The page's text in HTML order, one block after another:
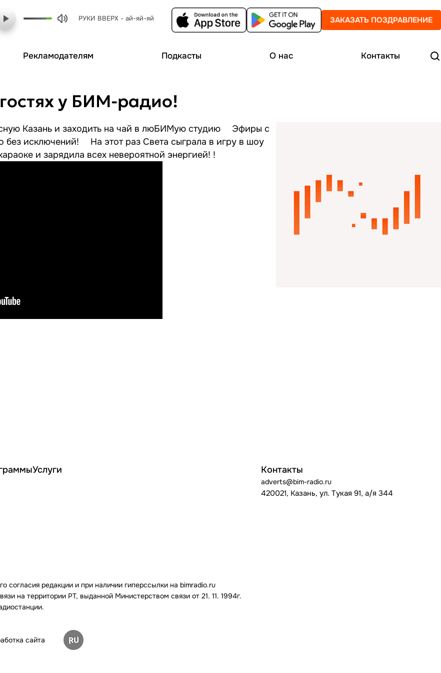
РУКИ ВВЕРХ - ай-яй-яй ЗАКАЗАТЬ ПОЗДРАВЛЕНИЕ
Рекламодателям Подкасты О нас Контакты
у БИМ-радио!
Казань и заходить на чай в люБИМую студию ⠀ Эфиры с
исключений! ⠀ На этот раз Света сыграла в игру в шоу
и зарядила всех невероятной энергией! !
Услуги Контакты
adverts@bim-radio.ru
420021, Казань, ул. Тукая 91, а/я 344
согласия редакции и при наличии гиперссылки на bimradio.ru
на территории РТ, выданной Министерством связи от 21. 11. 1994г.
сайта